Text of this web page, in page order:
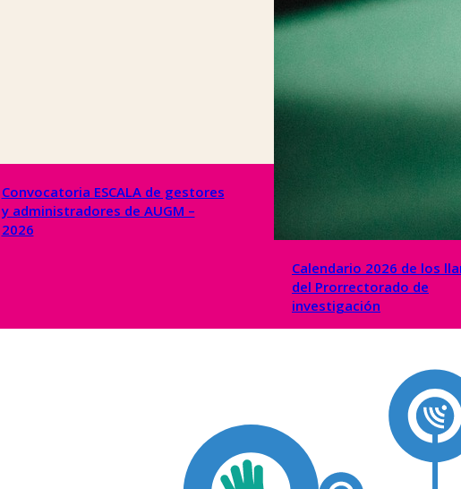
Convocatoria ESCALA de gestores
y administradores de AUGM –
2026
Calendario 2026 de los
del Prorrectorado de
investigación